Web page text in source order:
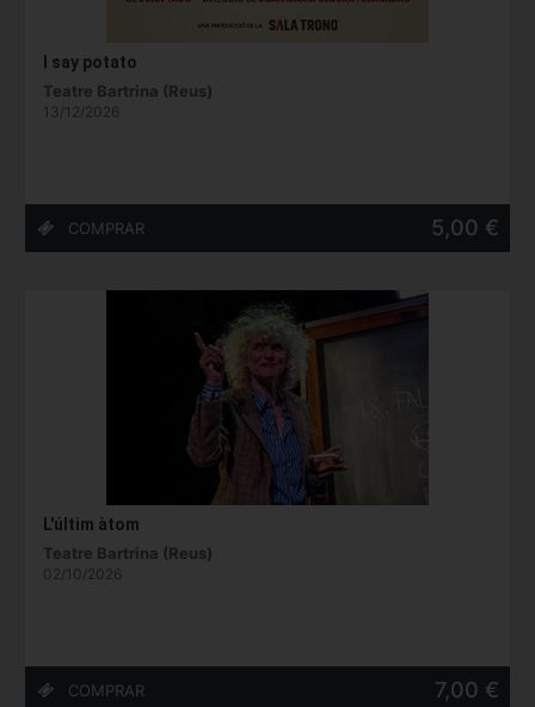
I say potato
Teatre Bartrina (Reus)
13/12/2026
5,00 €
L'últim àtom
Teatre Bartrina (Reus)
02/10/2026
7,00 €